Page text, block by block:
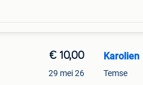
€ 10,00
29 mei 26
Karolien
Temse